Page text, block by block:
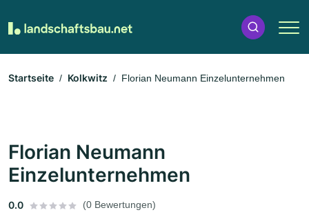
Startseite Kolkwitz Florian Neumann Einzelunternehmen
Florian Neumann
Einzelunternehmen
0.0 (0 Bewertungen)